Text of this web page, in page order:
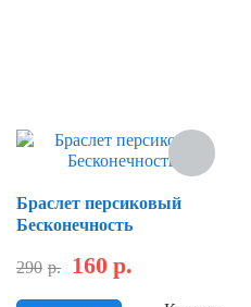
Скидка
Браслет персиковый
Бесконечность
290 р. 160 р.